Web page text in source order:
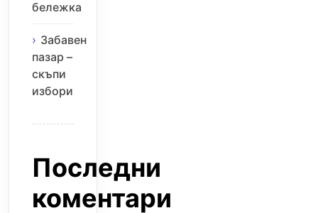
бележка
Забавен
пазар –
скъпи
избори
Последни
коментари